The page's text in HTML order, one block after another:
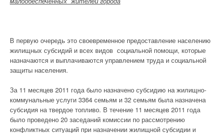
В первую очередь это своевременное предоставление населению
жилищных субсидий и всех видов социальной помощи, которые
назначаются и выплачиваются управлением труда и социальной
защиты населения.
За 11 месяцев 2011 года было назначено субсидию на жилищно-
коммунальные услуги 3364 семьям и 32 семьям была назначена
субсидия на твердое топливо. В течение 11 месяцев 2011 года
было проведено 20 заседаний комиссии по рассмотрению
конфликтных ситуаций при назначении жилищной субсидии и